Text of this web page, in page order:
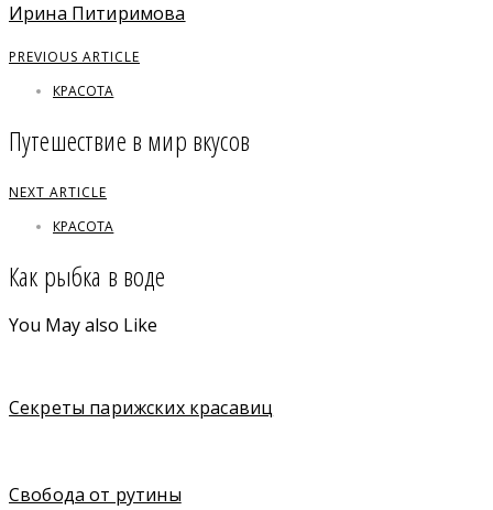
Ирина Питиримова
PREVIOUS ARTICLE
КРАСОТА
Путешествие в мир вкусов
NEXT ARTICLE
КРАСОТА
Как рыбка в воде
You May also Like
Секреты парижских красавиц
Свобода от рутины